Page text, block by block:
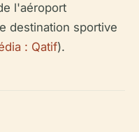
l'aéroport
destination sportive
: Qatif).